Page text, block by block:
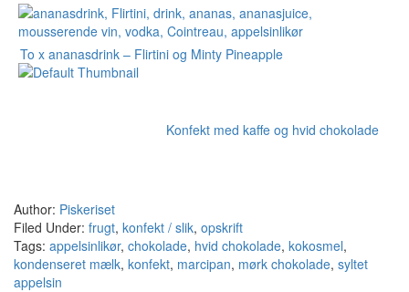
To x ananasdrink – Flirtini og Minty Pineapple
Konfekt med kaffe og hvid chokolade
Author: Piskeriset
Filed Under: frugt, konfekt / slik, opskrift
Tags: appelsinlikør, chokolade, hvid chokolade, kokosmel,
kondenseret mælk, konfekt, marcipan, mørk chokolade, syltet
appelsin